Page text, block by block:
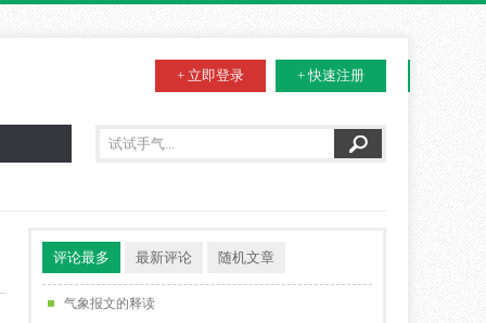
+ 立即登录 + 快速注册
评论最多 最新评论 随机文章
气象报文的释读